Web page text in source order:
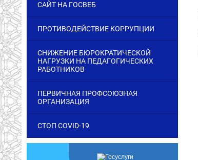
САЙТ НА ГОСВЕБ
ПРОТИВОДЕЙСТВИЕ КОРРУПЦИИ
СНИЖЕНИЕ БЮРОКРАТИЧЕСКОЙ
НАГРУЗКИ НА ПЕДАГОГИЧЕСКИХ
РАБОТНИКОВ
ПЕРВИЧНАЯ ПРОФСОЮЗНАЯ
ОРГАНИЗАЦИЯ
СТОП COVID-19